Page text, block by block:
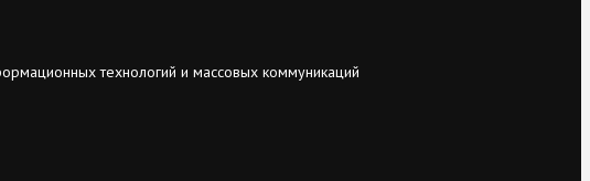
технологий и массовых коммуникаций